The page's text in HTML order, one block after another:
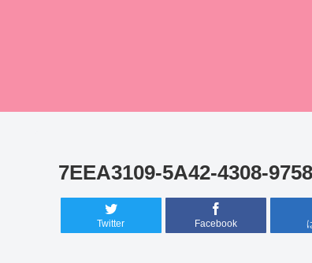
7EEA3109-5A42-4308-
Twitter Facebook